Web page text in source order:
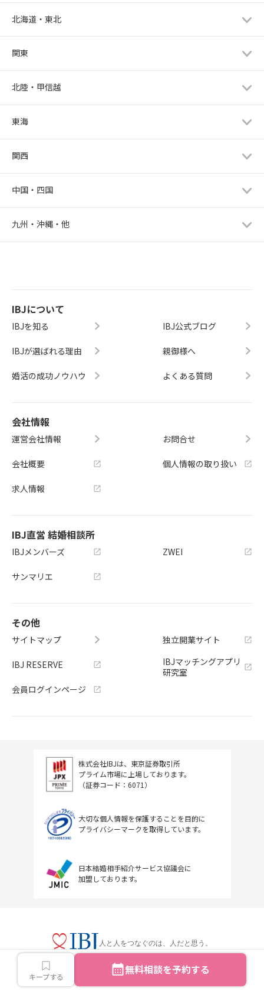
キープする 無料相談を予約する
北海道・東北
関東
北陸・甲信越
東海
関西
中国・四国
九州・沖縄・他
IBJについて
IBJを知る
IBJが選ばれる理由
婚活の成功ノウハウ
IBJ公式ブログ
親御様へ
よくある質問
会社情報
運営会社情報
会社概要
求人情報
お問合せ
個人情報の取り扱い
IBJ直営 結婚相談所
IBJメンバーズ
サンマリエ
ZWEI
その他
サイトマップ
IBJ RESERVE
会員ログインページ
独立開業サイト
IBJマッチングアプリ
研究室
株式会社IBJは、東京証券取引所
プライム市場に上場しております。
（証券コード：6071）
大切な個人情報を保護することを目的に
プライバシーマークを取得しています。
日本結婚相手紹介サービス協議会に
加盟しております。
人と人をつなぐのは、人だと思う。